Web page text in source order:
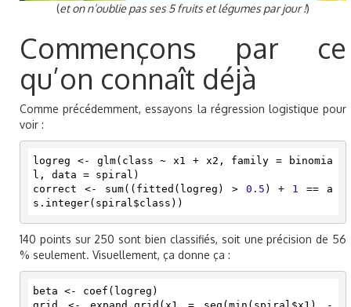
(et on n’oublie pas ses 5 fruits et légumes par jour !)
Commençons par ce
qu’on connaît déjà
Comme précédemment, essayons la régression logistique pour
voir :
logreg <- glm(class ~ x1 + x2, family = binomia
l, data = spiral)
correct <- sum((fitted(logreg) > 0.5 ) + 1
== a
s.integer(spiral$class))
140 points sur 250 sont bien classifiés, soit une précision de 56
% seulement. Visuellement, ça donne ça :
beta <- coef(logreg)